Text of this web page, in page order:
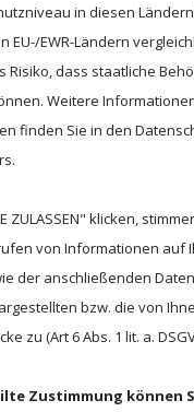
für eine
die tief in den
sind. In
spielt das
wobei dieses Ritual
auch
Ostereier-
wobei diese
fördern. Viele
darüber hinaus
kulturelle
in diesen
EU-/EWR-Ländern
Risiko, dass staatliche
Weitere
finden Sie in den
ZULASSEN" klicken,
von Informationen auf
der anschließenden
bzw. die von
zu (Art 6 Abs. 1 lit. a.
Zustimmung können